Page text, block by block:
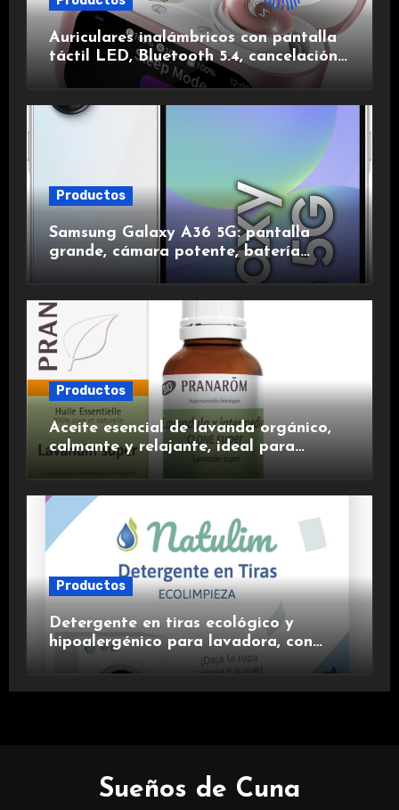
Auriculares inalámbricos con pantalla
táctil LED, Bluetooth 5.4, cancelación
de ruido, impermeables y de larga
duración.
Productos
Samsung Galaxy A36 5G: pantalla
grande, cámara potente, batería
duradera y carga rápida para una
experiencia premium.
Productos
Aceite esencial de lavanda orgánico,
calmante y relajante, ideal para
Productos
Detergente en tiras ecológico y
hipoalergénico para lavadora, con
suavizante incluido y fragancia de
Sueños de Cuna